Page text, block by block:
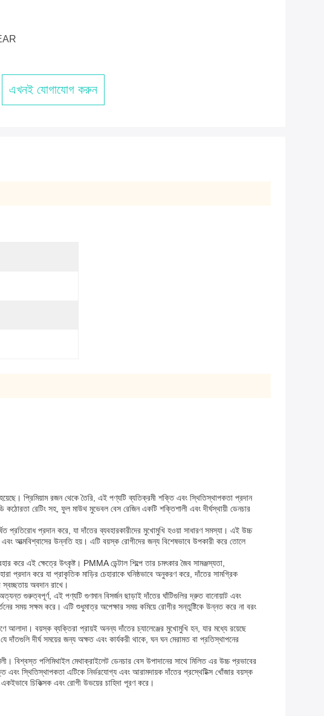
এখনই যোগাযোগ করুন
প্রিমিয়াম রজন থেকে তৈরি, এই পণ্যটি ব্যতিক্রমী শক্তি এবং স্থিতিস্থাপকতা প্রদান
রেটিং সহ, ফুল মাউথ মুভেবল বেস রেজিন একটি শক্তিশালী এবং দীর্ঘস্থায়ী ডেনচার
প্রদান করে, যা দাঁতের ব্যবহারকারীদের মুখোমুখি হওয়া সাধারণ সমস্যা। এই উচ্চ
আত্মবিশ্বাসের উন্নতি হয়। এটি বয়স্ক রোগীদের জন্য বিশেষভাবে উপকারী করে তোলে
করে এই ক্ষেত্রে উৎকৃষ্ট। PMMA ডেন্টাল শিল্পে তার চমৎকার জৈব সামঞ্জস্যতা,
প্রদান করে যা প্রাকৃতিক মাড়ির চেহারাকে ঘনিষ্ঠভাবে অনুকরণ করে, দাঁতের সামগ্রিক
অবদান রাখে।
গুরুত্বপূর্ণ, এই পণ্যটি গুণমান বিসর্জন ছাড়াই দাঁতের ঘাঁটিগুলির দ্রুত বানোয়াট এবং
সময় সক্ষম করে। এটি শুধুমাত্র অপেক্ষার সময় কমিয়ে রোগীর সন্তুষ্টিকে উন্নত করে না বরং
বয়স্ক ব্যক্তিরা প্রায়ই অনন্য দাঁতের চ্যালেঞ্জের মুখোমুখি হন, যার মধ্যে রয়েছে
দীর্ঘ সময়ের জন্য অক্ষত এবং কার্যকরী থাকে, ঘন ঘন মেরামত বা প্রতিস্থাপনের
বিশ্বস্ত পলিমিথাইল মেথাক্রাইলেট ডেনচার বেস উপাদানের সাথে মিলিত এর উচ্চ প্রভাবের
এবং স্থিতিস্থাপকতা এটিকে নির্ভরযোগ্য এবং আরামদায়ক দাঁতের প্রস্থেটিক্স খোঁজার বয়স্ক
চিকিত্সক এবং রোগী উভয়ের চাহিদা পূরণ করে।